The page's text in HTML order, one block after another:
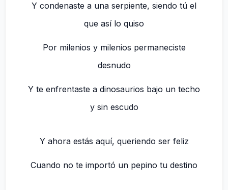
Y condenaste a una serpiente, siendo tú el
que así lo quiso
Por milenios y milenios permaneciste
desnudo
Y te enfrentaste a dinosaurios bajo un techo
y sin escudo
Y ahora estás aquí, queriendo ser feliz
Cuando no te importó un pepino tu destino